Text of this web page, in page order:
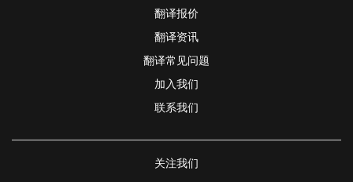
翻译报价
翻译资讯
翻译常见问题
加入我们
联系我们
关注我们